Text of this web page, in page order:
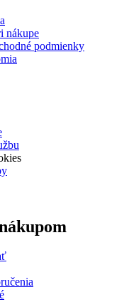
nákupe
podmienky